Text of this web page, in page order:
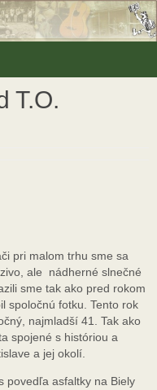
T.O.
pri malom trhu sme sa
ale nádherné slnečné
sme tak ako pred rokom
spoločnú fotku. Tento rok
najmladší 41. Tak ako
spojené s históriou a
a jej okolí.
povedľa asfaltky na Biely